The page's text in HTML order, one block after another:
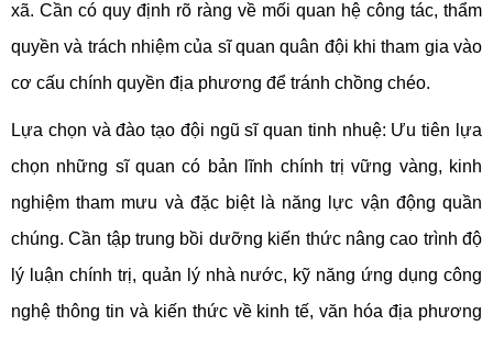
xã. Cần có quy định rõ ràng về mối quan hệ công tác, thẩm
quyền và trách nhiệm của sĩ quan quân đội khi tham gia vào
cơ cấu chính quyền địa phương để tránh chồng chéo.
Lựa chọn và đào tạo đội ngũ sĩ quan tinh nhuệ: Ưu tiên lựa
chọn những sĩ quan có bản lĩnh chính trị vững vàng, kinh
nghiệm tham mưu và đặc biệt là năng lực vận động quần
chúng. Cần tập trung bồi dưỡng kiến thức nâng cao trình độ
lý luận chính trị, quản lý nhà nước, kỹ năng ứng dụng công
nghệ thông tin và kiến thức về kinh tế, văn hóa địa phương